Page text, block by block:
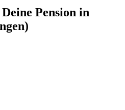
Pension in